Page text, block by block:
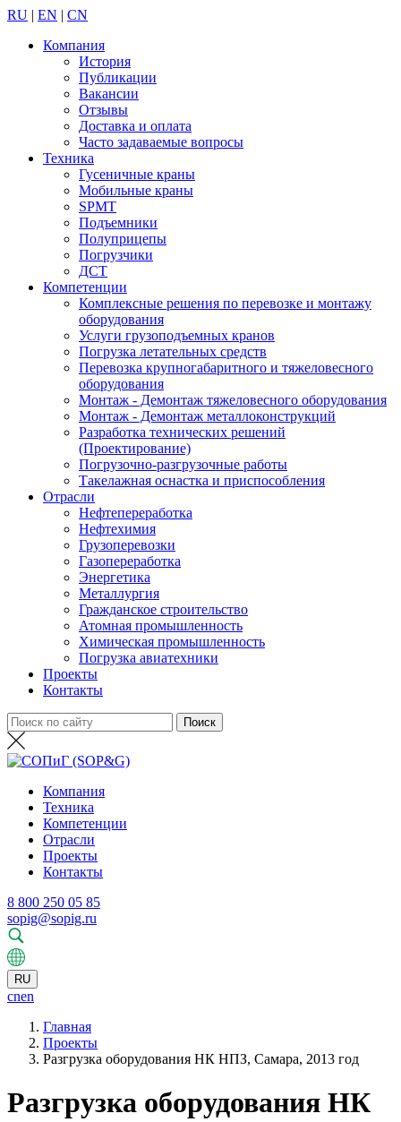
RU | EN | CN
Компания
История
Публикации
Вакансии
Отзывы
Доставка и оплата
Часто задаваемые вопросы
Техника
Гусеничные краны
Мобильные краны
SPMT
Подъемники
Полуприцепы
Погрузчики
ДСТ
Компетенции
Комплексные решения по перевозке и монтажу
оборудования
Услуги грузоподъемных кранов
Погрузка летательных средств
Перевозка крупногабаритного и тяжеловесного
оборудования
Монтаж - Демонтаж тяжеловесного оборудования
Монтаж - Демонтаж металлоконструкций
Разработка технических решений
(Проектирование)
Погрузочно-разгрузочные работы
Такелажная оснастка и приспособления
Отрасли
Нефтепереработка
Нефтехимия
Грузоперевозки
Газопереработка
Энергетика
Металлургия
Гражданское строительство
Атомная промышленность
Химическая промышленность
Погрузка авиатехники
Проекты
Контакты
Компания
Техника
Компетенции
Отрасли
Проекты
Контакты
8 800 250 05 85
sopig@sopig.ru
RU
cnen
Главная
Проекты
Разгрузка оборудования НК НПЗ, Самара, 2013 год
Разгрузка оборудования НК